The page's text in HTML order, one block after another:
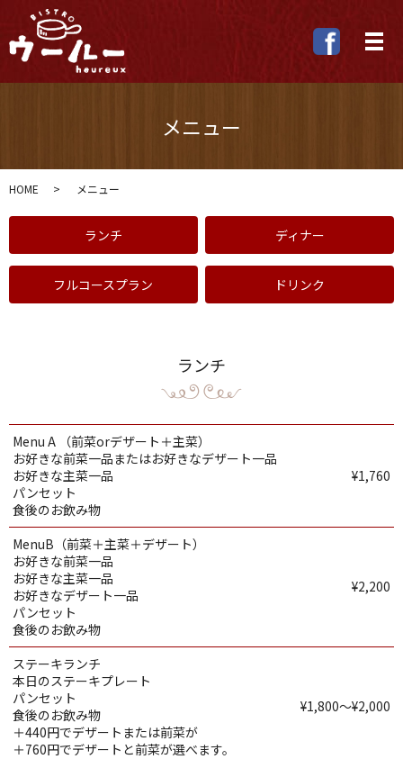
メ
メニュー
HOME メニュー
ランチ ディナー
フルコースプラン ドリンク
ランチ
Menu A （前菜orデザート＋主菜）
お好きな前菜一品またはお好きなデザート一品
お好きな主菜一品
パンセット
食後のお飲み物
¥1,760
MenuB（前菜＋主菜＋デザート）
お好きな前菜一品
お好きな主菜一品
お好きなデザート一品
パンセット
食後のお飲み物
¥2,200
ステーキランチ
本日のステーキプレート
パンセット
食後のお飲み物
＋440円でデザートまたは前菜が
＋760円でデザートと前菜が選べます。
¥1,800～¥2,000